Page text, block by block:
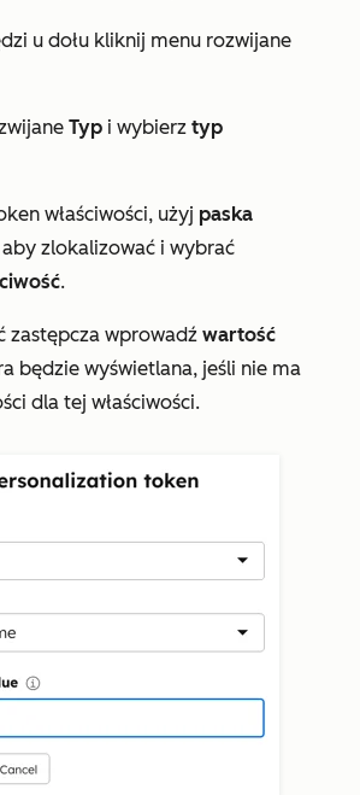
u dołu kliknij menu rozwijane
Typ i wybierz typ
właściwości, użyj paska
aby zlokalizować i wybrać
.
zastępcza wprowadź wartość
będzie wyświetlana, jeśli nie ma
dla tej właściwości.